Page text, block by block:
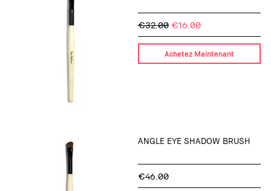
€32.00 €16.00
Achetez Maintenant
ANGLE EYE SHADOW BRUSH
€46.00